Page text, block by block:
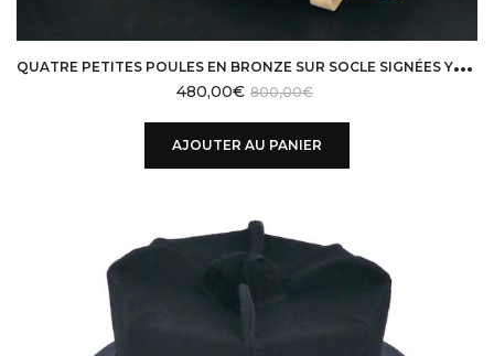
Q
UATRE PETITES POULES EN BRONZE SUR SOCLE SIGNÉES YUWANA THAÏLANDE
800,00€
480,00€
AJOUTER AU PANIER